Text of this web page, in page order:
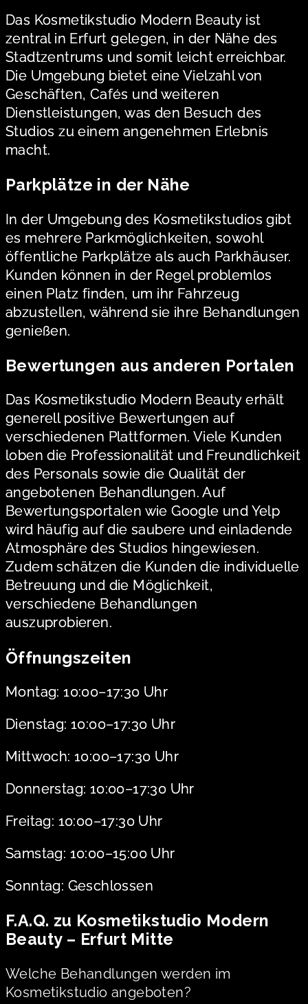
Das Kosmetikstudio Modern Beauty ist
zentral in Erfurt gelegen, in der Nähe des
Stadtzentrums und somit leicht erreichbar.
Die Umgebung bietet eine Vielzahl von
Geschäften, Cafés und weiteren
Dienstleistungen, was den Besuch des
Studios zu einem angenehmen Erlebnis
macht.
Parkplätze in der Nähe
In der Umgebung des Kosmetikstudios gibt
es mehrere Parkmöglichkeiten, sowohl
öffentliche Parkplätze als auch Parkhäuser.
Kunden können in der Regel problemlos
einen Platz finden, um ihr Fahrzeug
abzustellen, während sie ihre Behandlungen
genießen.
Bewertungen aus anderen Portalen
Das Kosmetikstudio Modern Beauty erhält
generell positive Bewertungen auf
verschiedenen Plattformen. Viele Kunden
loben die Professionalität und Freundlichkeit
des Personals sowie die Qualität der
angebotenen Behandlungen. Auf
Bewertungsportalen wie Google und Yelp
wird häufig auf die saubere und einladende
Atmosphäre des Studios hingewiesen.
Zudem schätzen die Kunden die individuelle
Betreuung und die Möglichkeit,
verschiedene Behandlungen
auszuprobieren.
Öffnungszeiten
Montag: 10:00–17:30 Uhr
Dienstag: 10:00–17:30 Uhr
Mittwoch: 10:00–17:30 Uhr
Donnerstag: 10:00–17:30 Uhr
Freitag: 10:00–17:30 Uhr
Samstag: 10:00–15:00 Uhr
Sonntag: Geschlossen
F.A.Q. zu Kosmetikstudio Modern
Beauty – Erfurt Mitte
Welche Behandlungen werden im
Kosmetikstudio angeboten?